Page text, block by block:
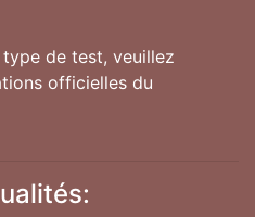
de test, veuillez
officielles du